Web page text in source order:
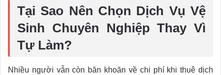
Tại Sao Nên Chọn Dịch Vụ Vệ
Sinh Chuyên Nghiệp Thay Vì
Tự Làm?
Nhiều người vẫn còn băn khoăn về chi phí khi thuê dịch